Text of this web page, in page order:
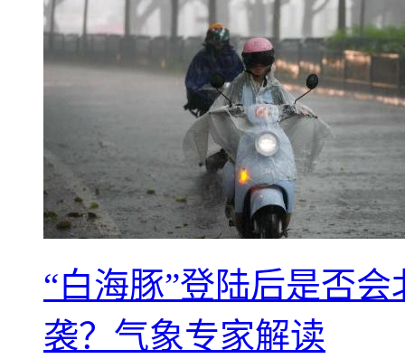
“白海豚”登陆后是否
袭？气象专家解读